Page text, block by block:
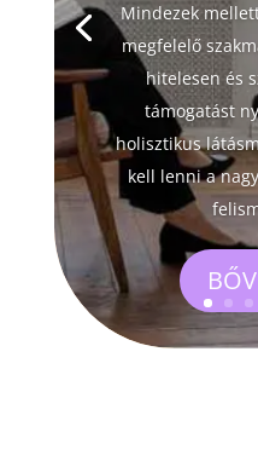
Mindezek
megfelelő
hitelesen és
támogatást
holisztikus
kell lenni a